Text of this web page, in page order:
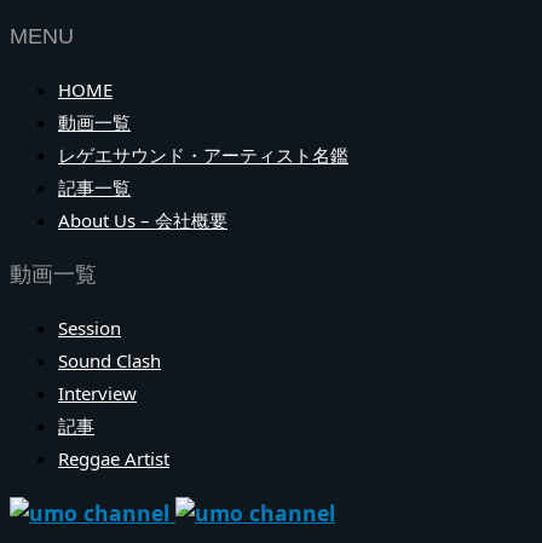
MENU
HOME
動画一覧
レゲエサウンド・アーティスト名鑑
記事一覧
About Us – 会社概要
動画一覧
Session
Sound Clash
Interview
記事
Reggae Artist